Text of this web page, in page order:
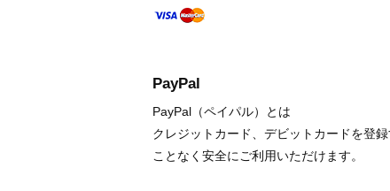
PayPal
PayPal（ペイパル）とは
クレジットカード、デビットカードを登
ことなく安全にご利用いただけます。